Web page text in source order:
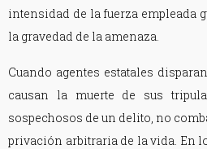
intensidad de la fuerza empleada
la gravedad de la amenaza.
Cuando agentes estatales
causan la muerte de sus
sospechosos de un delito, no
privación arbitraria de la vida. En